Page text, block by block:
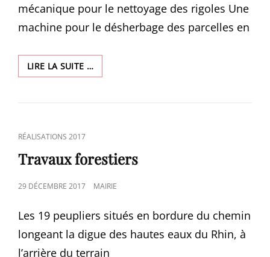
mécanique pour le nettoyage des rigoles Une
machine pour le désherbage des parcelles en
LIRE LA SUITE …ACQUISITION
DE
CAT
LINKS
RÉALISATIONS 2017
Travaux forestiers
POSTED
29 DÉCEMBRE 2017 MAIRIE
Les 19 peupliers situés en bordure du chemin
longeant la digue des hautes eaux du Rhin, à
l’arrière du terrain